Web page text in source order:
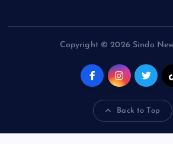
Copyright © 2026 Sindo
Back to Top